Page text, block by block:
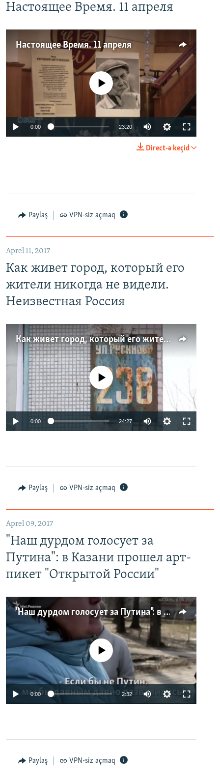
Настоящее Время. 11 апреля
Настоящее Время. 11 апреля
No media source currently available
0:00 23:20
Direct-ə keçid
Paylaş VPN-siz açmaq
Aprel 11, 2017
Как живет город, который его
жители никогда не видели.
Неизвестная Россия
Как живет город, который его жители никогда не видели. Неизвестная Россия
No media source currently available
0:00 24:27
Paylaş VPN-siz açmaq
Aprel 09, 2017
"Наш дурдом голосует за
Путина": в Казани прошел арт-
пикет "Открытой России"
"Наш дурдом голосует за Путина": в Казани прошел арт-пикет "Открытой России"
No media source currently available
0:00 2:32
Paylaş VPN-siz açmaq